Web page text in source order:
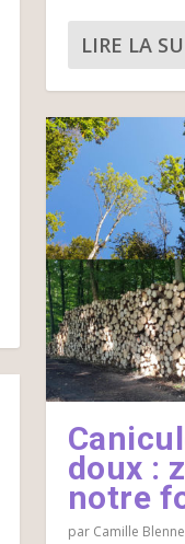
LIRE LA
doux :
notre
par Camille